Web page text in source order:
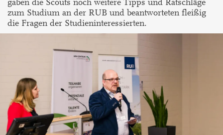
gaben die Scouts noch weitere Tipps und Ratschläge
zum Studium an der RUB und beantworteten fleißig
die Fragen der Studieninteressierten.